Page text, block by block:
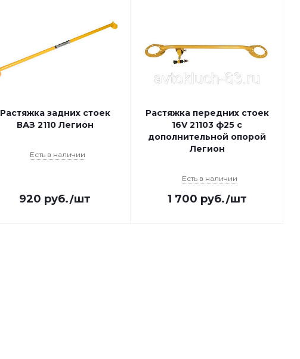
Растяжка задних стоек
ВАЗ 2110 Легион
Есть в наличии
920 руб./шт
Растяжка передних стоек
16V 21103 ф25 с
дополнительной опорой
Легион
Есть в наличии
1 700 руб./шт